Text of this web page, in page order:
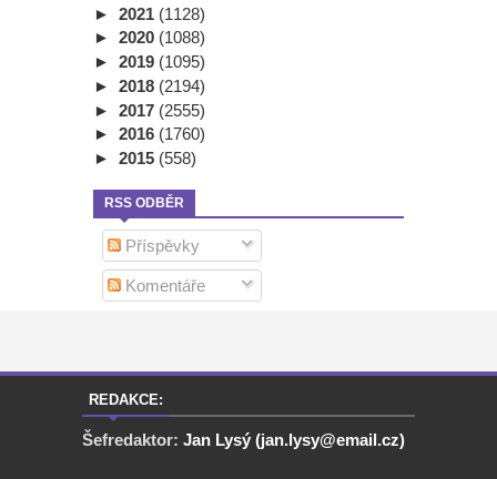
► 2021 (1128)
► 2020 (1088)
► 2019 (1095)
► 2018 (2194)
► 2017 (2555)
► 2016 (1760)
► 2015 (558)
RSS ODBĚR
Příspěvky
Komentáře
REDAKCE:
Šefredaktor: Jan Lysý (jan.lysy@email.cz)